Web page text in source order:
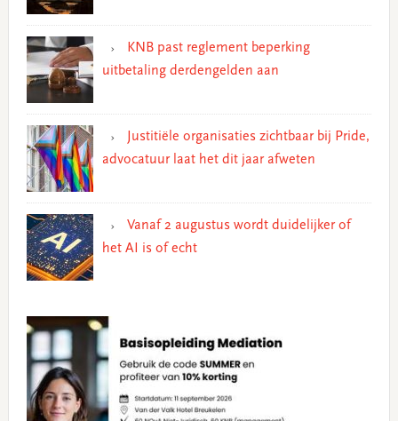
KNB past reglement beperking
uitbetaling derdengelden aan
Justitiële organisaties zichtbaar bij Pride,
advocatuur laat het dit jaar afweten
Vanaf 2 augustus wordt duidelijker of
het AI is of echt